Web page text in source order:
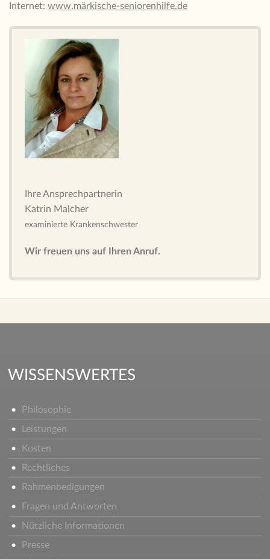
Internet: www.märkische-seniorenhilfe.de
Ihre Ansprechpartnerin
Katrin Malcher
examinierte Krankenschwester
Wir freuen uns auf Ihren Anruf.
WISSENSWERTES
Philosophie
Leistungen
Kosten
Rechtliches
Rahmenbedigungen
Fragen und Antworten
Nützliche Informationen
Presse